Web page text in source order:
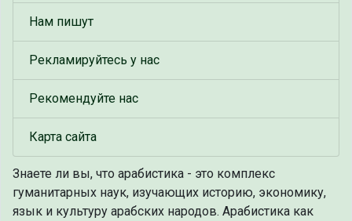
Нам пишут
Рекламируйтесь у нас
Рекомендуйте нас
Карта сайта
Знаете ли вы, что арабистика - это комплекс
гуманитарных наук, изучающих историю, экономику,
язык и культуру арабских народов. Арабистика как